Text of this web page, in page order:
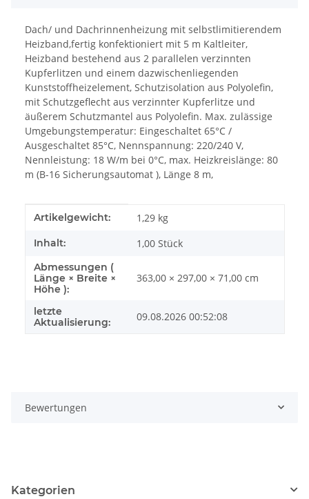
Dach/ und Dachrinnenheizung mit selbstlimitierendem
Heizband,fertig konfektioniert mit 5 m Kaltleiter,
Heizband bestehend aus 2 parallelen verzinnten
Kupferlitzen und einem dazwischenliegenden
Kunststoffheizelement, Schutzisolation aus Polyolefin,
mit Schutzgeflecht aus verzinnter Kupferlitze und
äußerem Schutzmantel aus Polyolefin. Max. zulässige
Umgebungstemperatur: Eingeschaltet 65°C /
Ausgeschaltet 85°C, Nennspannung: 220/240 V,
Nennleistung: 18 W/m bei 0°C, max. Heizkreislänge: 80
m (B-16 Sicherungsautomat ), Länge 8 m,
Produkteigenschaft
Wert
Artikelgewicht: 1,29 kg
Inhalt: 1,00 Stück
Abmessungen (
Länge × Breite ×
Höhe ):
363,00 × 297,00 × 71,00 cm
letzte
Aktualisierung:
09.08.2026 00:52:08
Bewertungen
Kategorien